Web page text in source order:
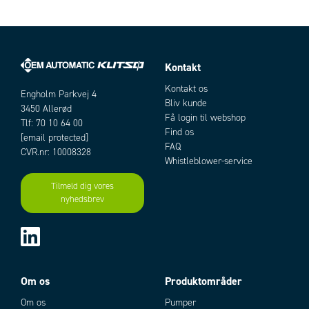
Artikler
Add to existing cart row
Engholm Parkvej 4
3450 Allerød
Tlf: 70 10 64 00
[email protected]
CVR.nr: 10008328
Tilmeld dig vores
nyhedsbrev
Kontakt
Kontakt os
Bliv kunde
Få login til webshop
Find os
FAQ
Whistleblower-service
Om os
Om os
Produktområder
Pumper